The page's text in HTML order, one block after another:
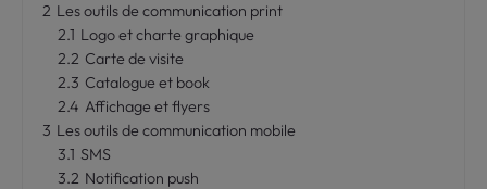
2 Les outils de communication print
2.1 Logo et charte graphique
2.2 Carte de visite
2.3 Catalogue et book
2.4 Affichage et flyers
3 Les outils de communication mobile
3.1 SMS
3.2 Notification push